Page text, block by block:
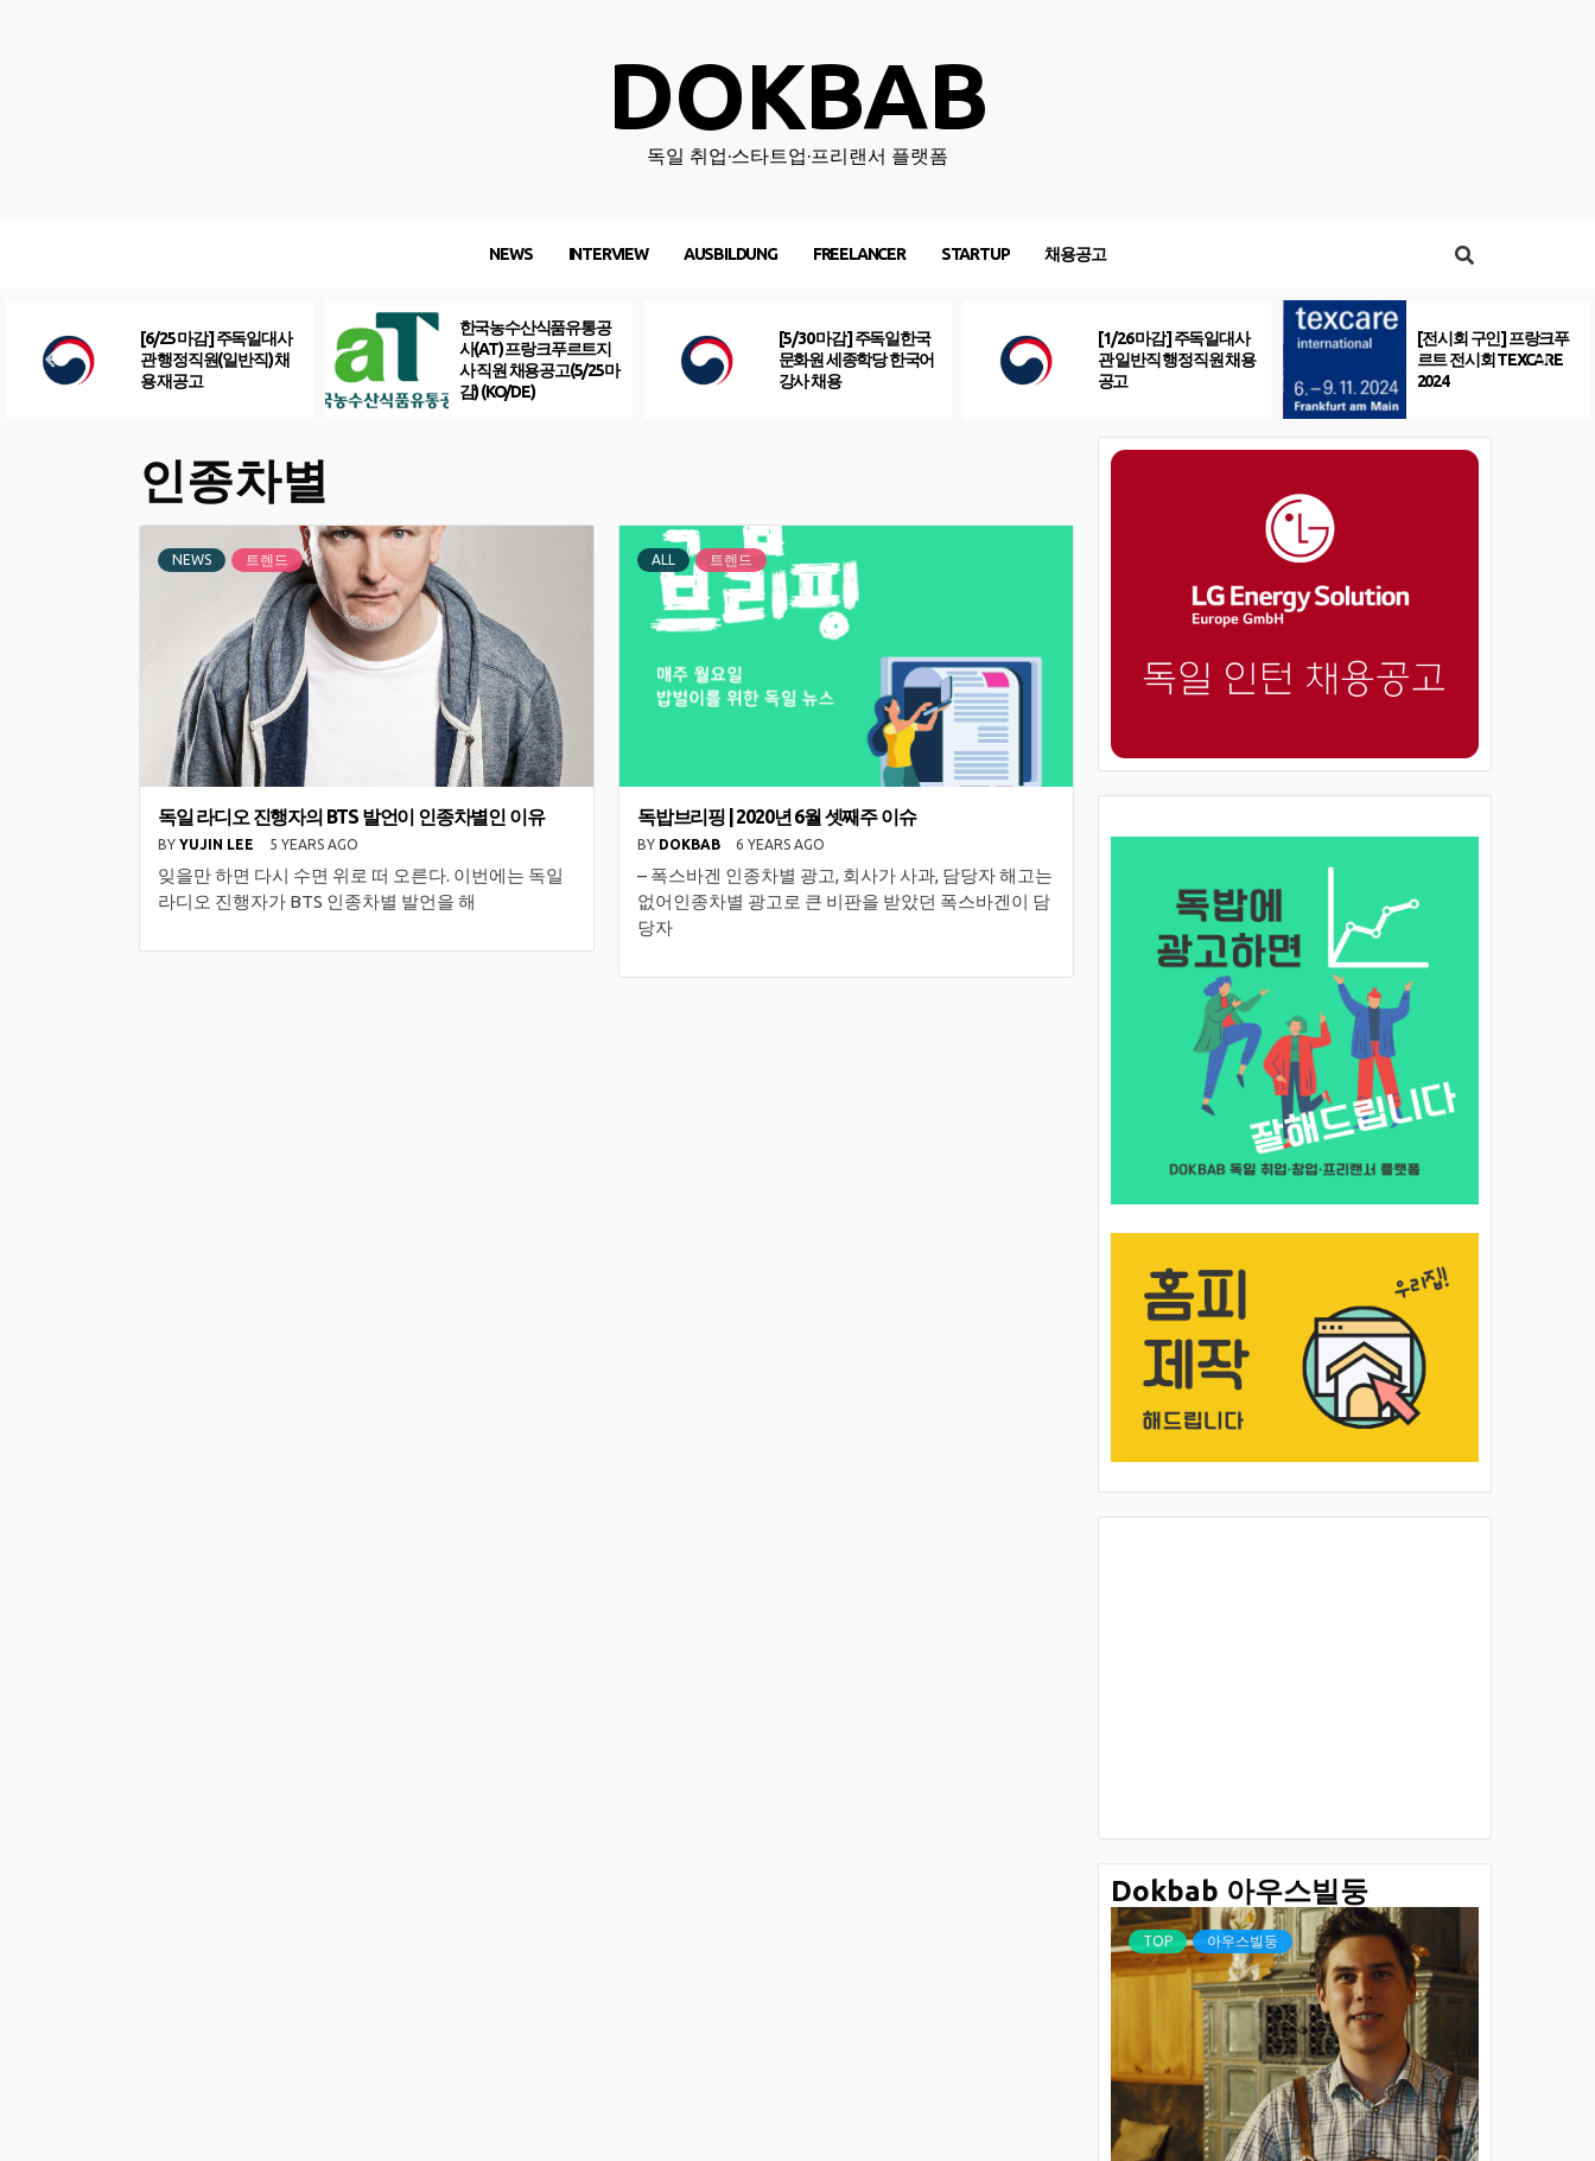
DOKBAB
독일 취업·스타트업·프리랜서 플랫폼
NEWS INTERVIEW AUSBILDUNG FREELANCER STARTUP 채용공고
[6/25 마감] 주독일대사
관 행정직원(일반직) 채
용 재공고
한국농수산식품유통공
사(AT) 프랑크푸르트지
사 직원 채용공고(5/25마
감) (KO/DE)
[5/30 마감] 주독일한국
문화원 세종학당 한국어
강사 채용
[1/26 마감] 주독일대사
관 일반직 행정직원 채용
공고
[전시회 구인] 프랑크푸
르트 전시회 TEXCARE
2024
인종차별
NEWS 트렌드
독일 라디오 진행자의 BTS 발언이 인종차별인 이유
BY YUJIN LEE 5 YEARS AGO
잊을만 하면 다시 수면 위로 떠 오른다. 이번에는 독일
라디오 진행자가 BTS 인종차별 발언을 해
ALL 트렌드
독밥브리핑 | 2020년 6월 셋째주 이슈
BY DOKBAB 6 YEARS AGO
– 폭스바겐 인종차별 광고, 회사가 사과, 담당자 해고는
없어인종차별 광고로 큰 비판을 받았던 폭스바겐이 담
당자
Dokbab 아우스빌둥
TOP 아우스빌둥